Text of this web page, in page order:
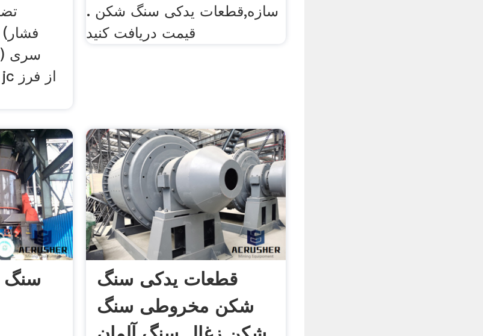
سازه,قطعات یدکی سنگ شکن .
قیمت دریافت کنید
قطعات یدکی سنگ
شکن مخروطی سنگ